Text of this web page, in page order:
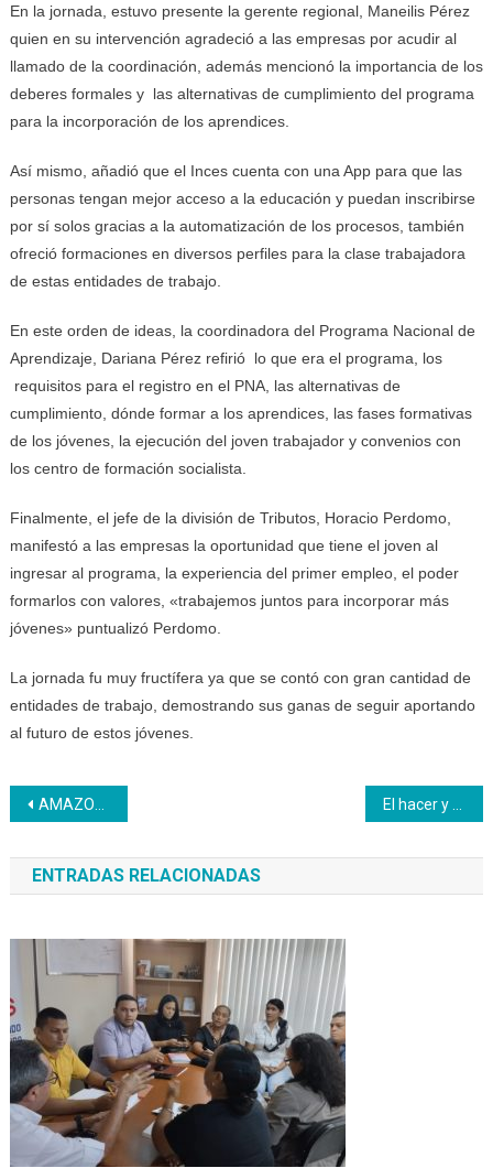
En la jornada, estuvo presente la gerente regional, Maneilis Pérez
quien en su intervención agradeció a las empresas por acudir al
llamado de la coordinación, además mencionó la importancia de los
deberes formales y las alternativas de cumplimiento del programa
para la incorporación de los aprendices.
Así mismo, añadió que el Inces cuenta con una App para que las
personas tengan mejor acceso a la educación y puedan inscribirse
por sí solos gracias a la automatización de los procesos, también
ofreció formaciones en diversos perfiles para la clase trabajadora
de estas entidades de trabajo.
En este orden de ideas, la coordinadora del Programa Nacional de
Aprendizaje, Dariana Pérez refirió lo que era el programa, los
requisitos para el registro en el PNA, las alternativas de
cumplimiento, dónde formar a los aprendices, las fases formativas
de los jóvenes, la ejecución del joven trabajador y convenios con
los centro de formación socialista.
Finalmente, el jefe de la división de Tributos, Horacio Perdomo,
manifestó a las empresas la oportunidad que tiene el joven al
ingresar al programa, la experiencia del primer empleo, el poder
formarlos con valores, «trabajemos juntos para incorporar más
jóvenes» puntualizó Perdomo.
La jornada fu muy fructífera ya que se contó con gran cantidad de
entidades de trabajo, demostrando sus ganas de seguir aportando
al futuro de estos jóvenes.
Navegación
de
entradas
AMAZONAS | Inces impulsa el conocimiento capacitando a jóvenes universitarios
ENTRADAS RELACIONADAS